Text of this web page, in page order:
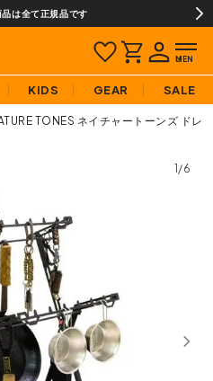
は全て正規品です
KIDS GEAR SALE
TONES ネイチャートーンズ ドレ
1/6